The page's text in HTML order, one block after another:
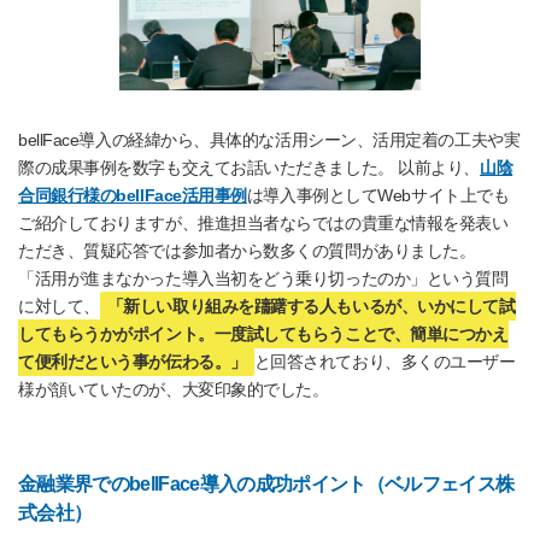
bellFace導入の経緯から、具体的な活用シーン、活用定着の工夫や実
際の成果事例を数字も交えてお話いただきました。 以前より、 山陰
合同銀行様のbellFace活用事例は導入事例としてWebサイト上でも
ご紹介しておりますが、推進担当者ならではの貴重な情報を発表い
ただき、質疑応答では参加者から数多くの質問がありました。
「活用が進まなかった導入当初をどう乗り切ったのか」という質問
に対して、
「新しい取り組みを躊躇する人もいるが、いかにして試
してもらうかがポイント。一度試してもらうことで、簡単につかえ
て便利だという事が伝わる。」
と回答されており、多くのユーザー
様が頷いていたのが、大変印象的でした。
金融業界でのbellFace導入の成功ポイント（ベルフェイス株
式会社）